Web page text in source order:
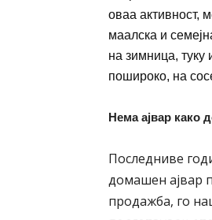
оваа активност,
маалска и
на зимница, туку
пошироко, на
Нема ајвар како
Последниве
домашен ајвар
продажба, го